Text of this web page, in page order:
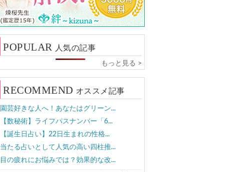
POPULAR 人気の記事
もっと見る >
RECOMMEND オススメ記事
園芸好きな人へ！あなたはグリーン...
【数秘術】ライフパスナンバー「6...
【誕生日占い】22日生まれの性格...
当たる占いとして人気の高い四柱推...
目の疲れにお悩みでは？効果的な改...